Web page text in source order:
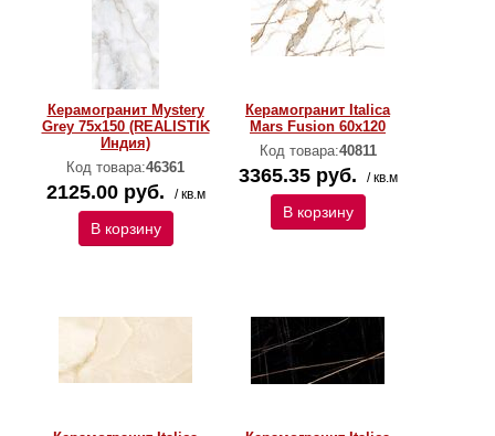
Керамогранит Mystery
Grey 75x150 (REALISTIK
Индия)
Код товара:46361
2125.00 руб. / кв.м
В корзину
Керамогранит Italica
Mars Fusion 60х120
Код товара:40811
3365.35 руб. / кв.м
В корзину